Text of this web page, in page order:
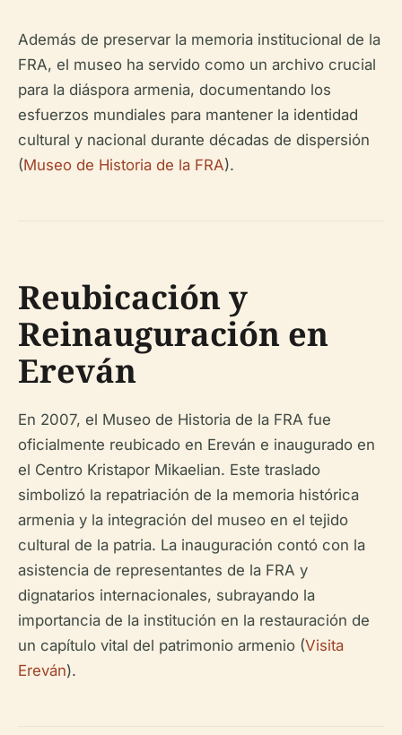
Además de preservar la memoria institucional de la
FRA, el museo ha servido como un archivo crucial
para la diáspora armenia, documentando los
esfuerzos mundiales para mantener la identidad
cultural y nacional durante décadas de dispersión
(Museo de Historia de la FRA).
Reubicación y
Reinauguración en
Ereván
En 2007, el Museo de Historia de la FRA fue
oficialmente reubicado en Ereván e inaugurado en
el Centro Kristapor Mikaelian. Este traslado
simbolizó la repatriación de la memoria histórica
armenia y la integración del museo en el tejido
cultural de la patria. La inauguración contó con la
asistencia de representantes de la FRA y
dignatarios internacionales, subrayando la
importancia de la institución en la restauración de
un capítulo vital del patrimonio armenio (Visita
Ereván).